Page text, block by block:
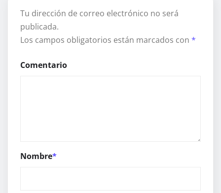
Tu dirección de correo electrónico no será
publicada.
Los campos obligatorios están marcados con *
Comentario
Nombre*